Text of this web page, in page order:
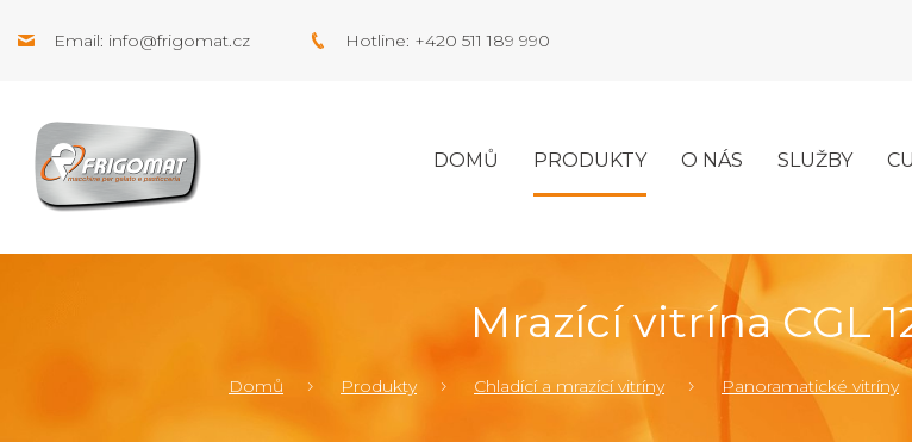
Email: info@frigomat.cz Hotline: +420 511 189 990
DOMŮ PRODUKTY O NÁS SLUŽBY
Mrazící vitrína CGL
Domů Produkty Chladící a mrazící vitríny Panoramatické vitríny